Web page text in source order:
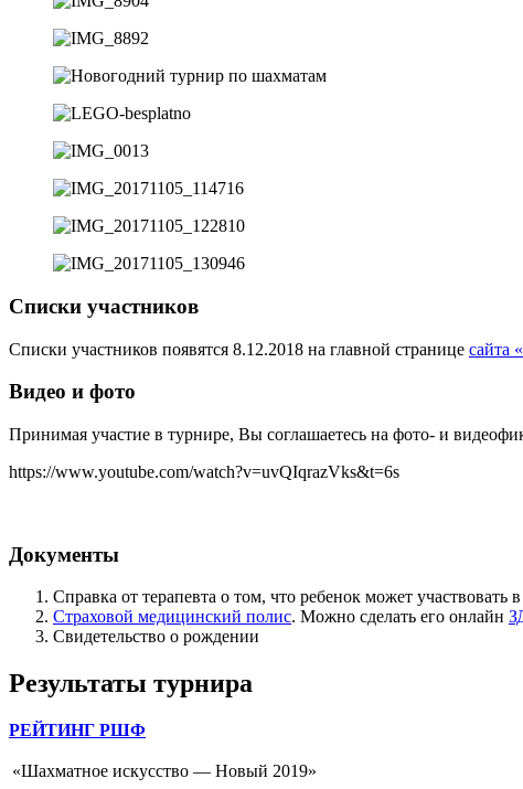
Списки участников
Списки участников появятся 8.12.2018 на главной странице сайта
Видео и фото
Принимая участие в турнире, Вы соглашаетесь на фото- и
https://www.youtube.com/watch?v=uvQIqrazVks&t=6s
Документы
Справка от терапевта о том, что ребенок может участвовать
Страховой медицинский полис. Можно сделать его онлайн
Свидетельство о рождении
Результаты турнира
РЕЙТИНГ РШФ
«Шахматное искусство — Новый 2019»